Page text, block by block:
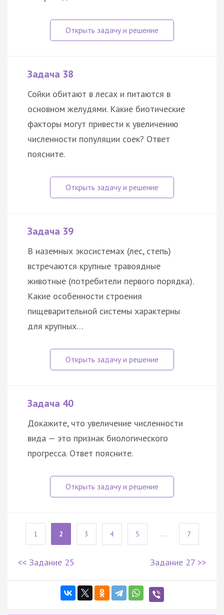
Задача 38
Сойки обитают в лесах и питаются в
основном желудями. Какие биотические
факторы могут привести к увеличению
численности популяции соек? Ответ
поясните.
Задача 39
В наземных экосистемах (лес, степь)
встречаются крупные травоядные
животные (потребители первого порядка).
Какие особенности строения
пищеварительной системы характерны
для крупных…
Задача 40
Докажите, что увеличение численности
вида — это признак биологического
прогресса. Ответ поясните.
1 2 3 4 5 ... 7
<< Задание 25 Задание 27 >>